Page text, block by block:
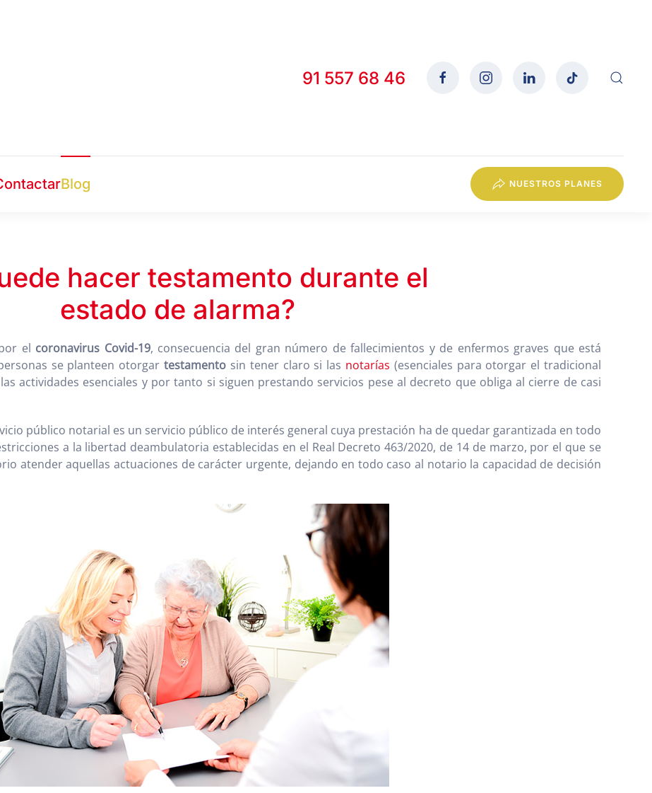
91 557 68 46
Blog NUESTROS PLANES
hacer testamento durante el
estado de alarma?
el coronavirus Covid-19, consecuencia del gran número de fallecimientos y de enfermos graves que está
se planteen otorgartestamento sin tener claro si las notarías (esenciales para otorgar el tradicional
actividades esenciales y por tanto si siguen prestando servicios pese al decreto que obliga al cierre de casi
público notarial es un servicio público de interés general cuya prestación ha de quedar garantizada en todo
a la libertad deambulatoria establecidas en el Real Decreto 463/2020, de 14 de marzo, por el que se
atender aquellas actuaciones de carácter urgente, dejando en todo caso al notario la capacidad de decisión